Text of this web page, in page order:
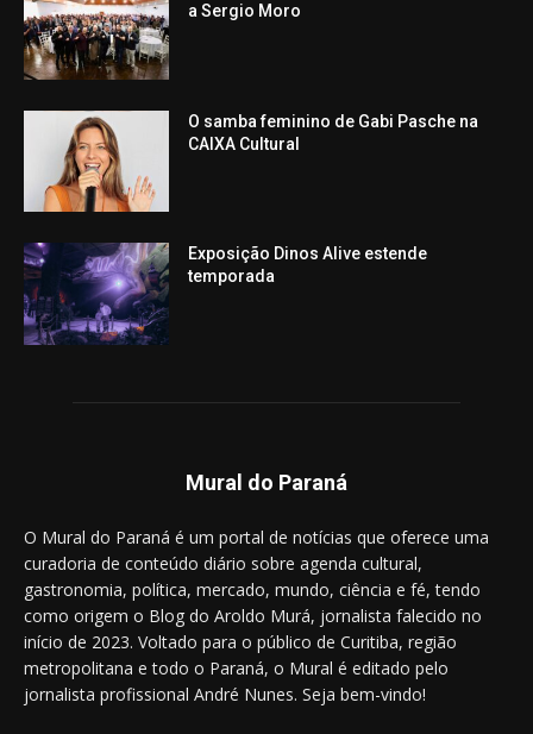
a Sergio Moro
O samba feminino de Gabi Pasche na
CAIXA Cultural
Exposição Dinos Alive estende
temporada
Mural do Paraná
O Mural do Paraná é um portal de notícias que oferece uma
curadoria de conteúdo diário sobre agenda cultural,
gastronomia, política, mercado, mundo, ciência e fé, tendo
como origem o Blog do Aroldo Murá, jornalista falecido no
início de 2023. Voltado para o público de Curitiba, região
metropolitana e todo o Paraná, o Mural é editado pelo
jornalista profissional André Nunes. Seja bem-vindo!